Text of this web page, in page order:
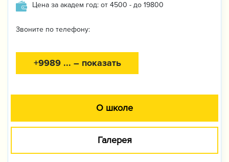
Цена за академ год: от 4500 - до 19800
Звоните по телефону:
+9989 ... – показать
О школе
Галерея